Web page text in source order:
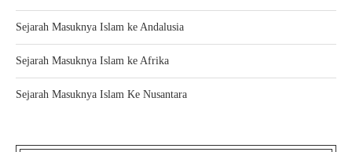
Sejarah Masuknya Islam ke Andalusia
Sejarah Masuknya Islam ke Afrika
Sejarah Masuknya Islam Ke Nusantara